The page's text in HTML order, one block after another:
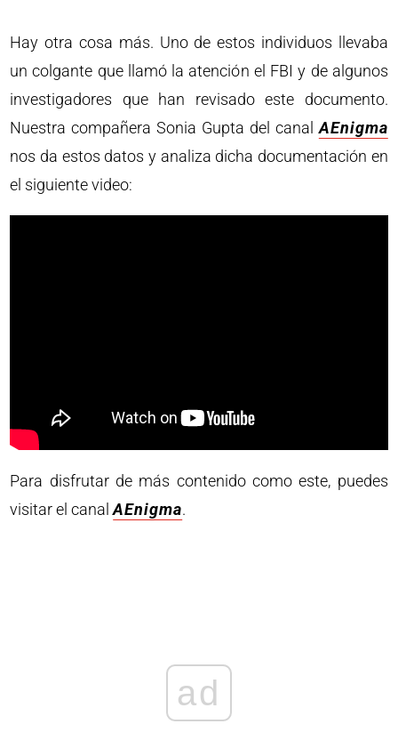
Hay otra cosa más. Uno de estos individuos llevaba
un colgante que llamó la atención el FBI y de algunos
investigadores que han revisado este documento.
Nuestra compañera Sonia Gupta del canalAEnigma
nos da estos datos y analiza dicha documentación en
el siguiente video:
Para disfrutar de más contenido como este, puedes
visitar el canalAEnigma.
ad